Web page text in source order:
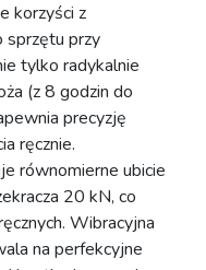
korzyści z
sprzętu przy
tylko radykalnie
(z 8 godzin do
precyzję
ręcznie.
równomierne ubicie
20 kN, co
Wibracyjna
na perfekcyjne